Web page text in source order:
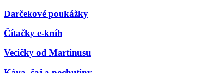
Darčekové poukážky
Čítačky e-kníh
Vecičky od Martinusu